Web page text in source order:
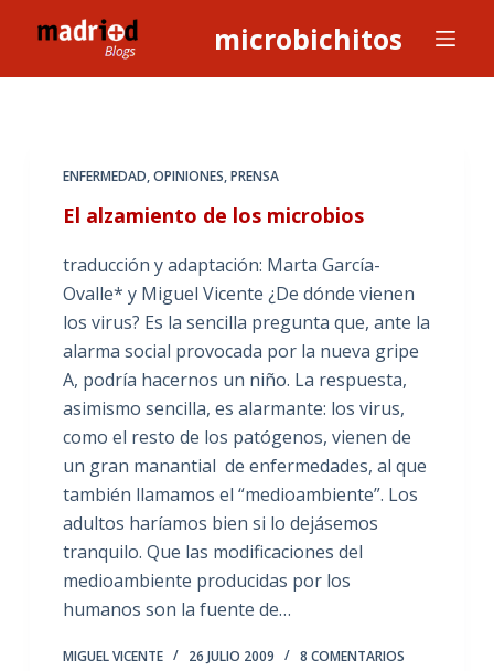
l
microbichitos
ENFERMEDAD,OPINIONES,PRENSA
El alzamiento de los microbios
traducción y adaptación: Marta García-
Ovalle* y Miguel Vicente ¿De dónde vienen
los virus? Es la sencilla pregunta que, ante la
alarma social provocada por la nueva gripe
A, podría hacernos un niño. La respuesta,
asimismo sencilla, es alarmante: los virus,
como el resto de los patógenos, vienen de
un gran manantial de enfermedades, al que
también llamamos el “medioambiente”. Los
adultos haríamos bien si lo dejásemos
tranquilo. Que las modificaciones del
medioambiente producidas por los
humanos son la fuente de…
MIGUEL VICENTE 26 JULIO 2009 8 COMENTARIOS